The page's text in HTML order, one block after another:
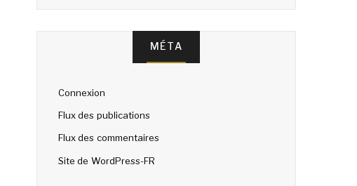
MÉTA
Connexion
Flux des publications
Flux des commentaires
Site de WordPress-FR